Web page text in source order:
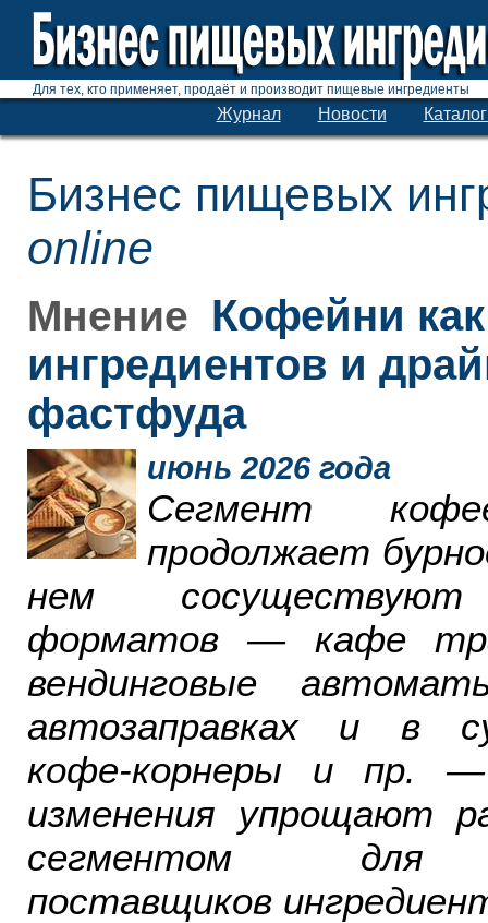
Для тех, кто применяет, продаёт и производит пищевые ингредиенты
Журнал Новости
Бизнес пищевых
online
Мнение Кофейни
ингредиентов и
фастфуда
июнь 2026 года
Сегмент
продолжает
нем
форматов — кафе
вендинговые
автозаправках и в
кофе-корнеры и пр.
изменения упрощают
сегментом для
поставщиков